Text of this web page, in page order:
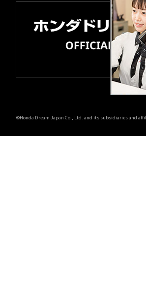
©Honda Dream Japan Co., Ltd. and its subsidiaries and